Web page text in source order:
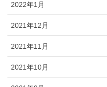
2022年1月
2021年12月
2021年11月
2021年10月